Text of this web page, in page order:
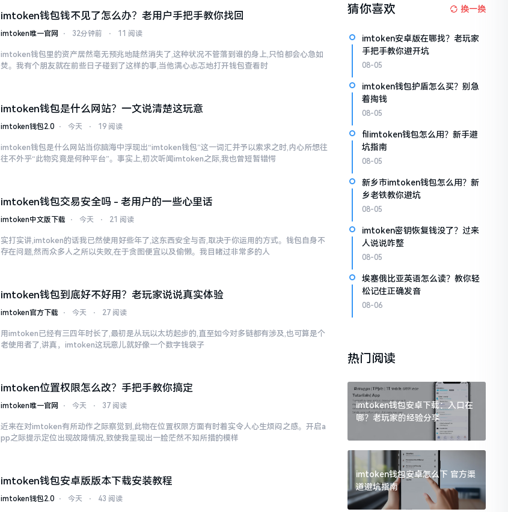
imtoken钱包钱不见了怎么办？老用户手把手教你找回
imtoken唯一官网 ⋅ 32分钟前 ⋅ 11 阅读
imtoken钱包里的资产居然毫无预兆地陡然消失了,这种状况不管落到谁的身上,只怕都会心急如
焚。我有个朋友就在前些日子碰到了这样的事,当他满心忐忑地打开钱包查看时
imtoken钱包是什么网站？一文说清楚这玩意
imtoken钱包2.0 ⋅ 今天 ⋅ 19 阅读
imtoken钱包是什么网站当你脑海中浮现出“imtoken钱包”这一词汇并予以索求之时,内心所想往
往不外乎“此物究竟是何种平台”。事实上,初次听闻imtoken之际,我也曾短暂错愕
imtoken钱包交易安全吗 - 老用户的一些心里话
imtoken中文版下载 ⋅ 今天 ⋅ 21 阅读
实打实讲,imtoken的话我已然使用好些年了,这东西安全与否,取决于你运用的方式。钱包自身不
存在问题,然而众多人之所以失败,在于贪图便宜以及偷懒。我目睹过非常多的人
imtoken钱包到底好不好用？老玩家说说真实体验
imtoken官方下载 ⋅ 今天 ⋅ 27 阅读
用imtoken已经有三四年时长了,最初是从玩以太坊起步的,直至如今对多链都有涉及,也可算是个
老使用者了,讲真，imtoken这玩意儿就好像一个数字钱袋子
imtoken位置权限怎么改？手把手教你搞定
imtoken唯一官网 ⋅ 今天 ⋅ 37 阅读
近来在对imtoken有所动作之际察觉到,此物在位置权限方面有时着实令人心生烦闷之感。开启a
pp之际提示定位出现故障情况,致使我呈现出一脸茫然不知所措的模样
imtoken钱包安卓版版本下载安装教程
imtoken钱包2.0 ⋅ 今天 ⋅ 43 阅读
猜你喜欢 换一换
imtoken安卓版在哪找？老玩家
手把手教你避开坑
08-05
imtoken钱包护盾怎么买？别急
着掏钱
08-05
filimtoken钱包怎么用？新手避
坑指南
08-05
新乡市imtoken钱包怎么用？新
乡老铁教你避坑
08-05
imtoken密钥恢复钱没了？过来
人说说咋整
08-05
埃塞俄比亚英语怎么读？教你轻
松记住正确发音
08-06
热门阅读
imtoken钱包安卓下载：入口在
哪？老玩家的经验分享
imtoken钱包安卓怎么下 官方渠
道避坑指南